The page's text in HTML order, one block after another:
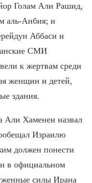
Голам Али Рашид,
аль-Анбия; и
Аббаси и
СМИ
к жертвам среди
женщин и детей,
здания.
Али Хаменеи назвал
Израилю
должен понести
в официальном
силы Ирана